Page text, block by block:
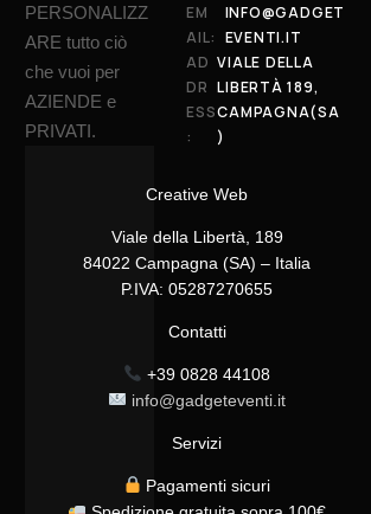
PERSONALIZZ
ARE tutto ciò
che vuoi per
AZIENDE e
PRIVATI.
Creative Web
Viale della Libertà, 189
84022 Campagna (SA) – Italia
P.IVA: 05287270655
Contatti
+39 0828 44108
info@gadgeteventi.it
Servizi
Pagamenti sicuri
EM
AIL:
INFO@GADGET
EVENTI.IT
AD
DR
ESS
:
VIALE DELLA
LIBERTÀ 189,
CAMPAGNA(SA
)